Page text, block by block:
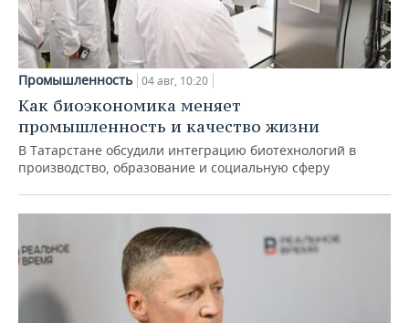
Промышленность 04 авг, 10:20
Как биоэкономика меняет
промышленность и качество жизни
В Татарстане обсудили интеграцию биотехнологий в
производство, образование и социальную сферу